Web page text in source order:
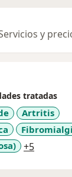
y
tratadas
Artritis
+5